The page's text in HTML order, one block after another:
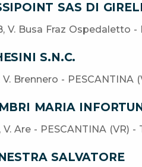
SAS DI
V. Busa Fraz Ospedaletto -
S.N.C.
V. Brennero - PESCANTINA
MARIA
V. Are - PESCANTINA (VR)
SALVATORE